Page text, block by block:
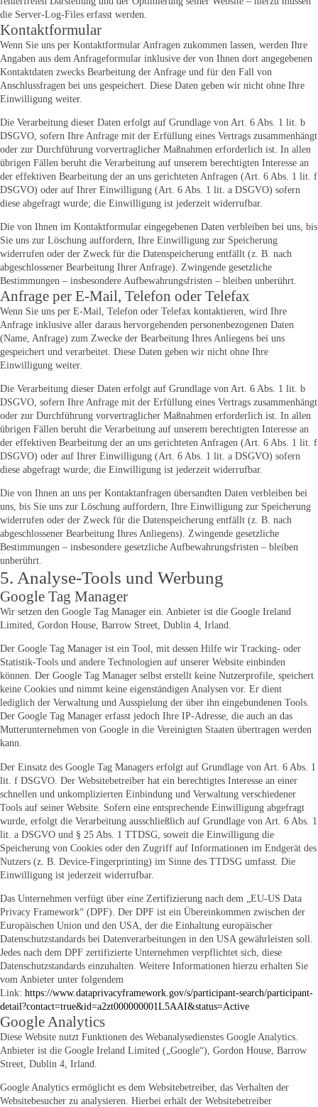
die Server-Log-Files erfasst werden.
Kontaktformular
Wenn Sie uns per Kontaktformular Anfragen zukommen lassen, werden Ihre
Angaben aus dem Anfrageformular inklusive der von Ihnen dort angegebenen
Kontaktdaten zwecks Bearbeitung der Anfrage und für den Fall von
Anschlussfragen bei uns gespeichert. Diese Daten geben wir nicht ohne Ihre
Einwilligung weiter.
Die Verarbeitung dieser Daten erfolgt auf Grundlage von Art. 6 Abs. 1 lit. b
DSGVO, sofern Ihre Anfrage mit der Erfüllung eines Vertrags zusammenhängt
oder zur Durchführung vorvertraglicher Maßnahmen erforderlich ist. In allen
übrigen Fällen beruht die Verarbeitung auf unserem berechtigten Interesse an
der effektiven Bearbeitung der an uns gerichteten Anfragen (Art. 6 Abs. 1 lit. f
DSGVO) oder auf Ihrer Einwilligung (Art. 6 Abs. 1 lit. a DSGVO) sofern
diese abgefragt wurde; die Einwilligung ist jederzeit widerrufbar.
Die von Ihnen im Kontaktformular eingegebenen Daten verbleiben bei uns, bis
Sie uns zur Löschung auffordern, Ihre Einwilligung zur Speicherung
widerrufen oder der Zweck für die Datenspeicherung entfällt (z. B. nach
abgeschlossener Bearbeitung Ihrer Anfrage). Zwingende gesetzliche
Bestimmungen – insbesondere Aufbewahrungsfristen – bleiben unberührt.
Anfrage per E-Mail, Telefon oder Telefax
Wenn Sie uns per E-Mail, Telefon oder Telefax kontaktieren, wird Ihre
Anfrage inklusive aller daraus hervorgehenden personenbezogenen Daten
(Name, Anfrage) zum Zwecke der Bearbeitung Ihres Anliegens bei uns
gespeichert und verarbeitet. Diese Daten geben wir nicht ohne Ihre
Einwilligung weiter.
Die Verarbeitung dieser Daten erfolgt auf Grundlage von Art. 6 Abs. 1 lit. b
DSGVO, sofern Ihre Anfrage mit der Erfüllung eines Vertrags zusammenhängt
oder zur Durchführung vorvertraglicher Maßnahmen erforderlich ist. In allen
übrigen Fällen beruht die Verarbeitung auf unserem berechtigten Interesse an
der effektiven Bearbeitung der an uns gerichteten Anfragen (Art. 6 Abs. 1 lit. f
DSGVO) oder auf Ihrer Einwilligung (Art. 6 Abs. 1 lit. a DSGVO) sofern
diese abgefragt wurde; die Einwilligung ist jederzeit widerrufbar.
Die von Ihnen an uns per Kontaktanfragen übersandten Daten verbleiben bei
uns, bis Sie uns zur Löschung auffordern, Ihre Einwilligung zur Speicherung
widerrufen oder der Zweck für die Datenspeicherung entfällt (z. B. nach
abgeschlossener Bearbeitung Ihres Anliegens). Zwingende gesetzliche
Bestimmungen – insbesondere gesetzliche Aufbewahrungsfristen – bleiben
unberührt.
5. Analyse-Tools und Werbung
Google Tag Manager
Wir setzen den Google Tag Manager ein. Anbieter ist die Google Ireland
Limited, Gordon House, Barrow Street, Dublin 4, Irland.
Der Google Tag Manager ist ein Tool, mit dessen Hilfe wir Tracking- oder
Statistik-Tools und andere Technologien auf unserer Website einbinden
können. Der Google Tag Manager selbst erstellt keine Nutzerprofile, speichert
keine Cookies und nimmt keine eigenständigen Analysen vor. Er dient
lediglich der Verwaltung und Ausspielung der über ihn eingebundenen Tools.
Der Google Tag Manager erfasst jedoch Ihre IP-Adresse, die auch an das
Mutterunternehmen von Google in die Vereinigten Staaten übertragen werden
kann.
Der Einsatz des Google Tag Managers erfolgt auf Grundlage von Art. 6 Abs. 1
lit. f DSGVO. Der Websitebetreiber hat ein berechtigtes Interesse an einer
schnellen und unkomplizierten Einbindung und Verwaltung verschiedener
Tools auf seiner Website. Sofern eine entsprechende Einwilligung abgefragt
wurde, erfolgt die Verarbeitung ausschließlich auf Grundlage von Art. 6 Abs. 1
lit. a DSGVO und § 25 Abs. 1 TTDSG, soweit die Einwilligung die
Speicherung von Cookies oder den Zugriff auf Informationen im Endgerät des
Nutzers (z. B. Device-Fingerprinting) im Sinne des TTDSG umfasst. Die
Einwilligung ist jederzeit widerrufbar.
Das Unternehmen verfügt über eine Zertifizierung nach dem „EU-US Data
Privacy Framework“ (DPF). Der DPF ist ein Übereinkommen zwischen der
Europäischen Union und den USA, der die Einhaltung europäischer
Datenschutzstandards bei Datenverarbeitungen in den USA gewährleisten soll.
Jedes nach dem DPF zertifizierte Unternehmen verpflichtet sich, diese
Datenschutzstandards einzuhalten. Weitere Informationen hierzu erhalten Sie
vom Anbieter unter folgendem
Link: https://www.dataprivacyframework.gov/s/participant-search/participant-
detail?contact=true&id=a2zt000000001L5AAI&status=Active
Google Analytics
Diese Website nutzt Funktionen des Webanalysedienstes Google Analytics.
Anbieter ist die Google Ireland Limited („Google“), Gordon House, Barrow
Street, Dublin 4, Irland.
Google Analytics ermöglicht es dem Websitebetreiber, das Verhalten der
Websitebesucher zu analysieren. Hierbei erhält der Websitebetreiber